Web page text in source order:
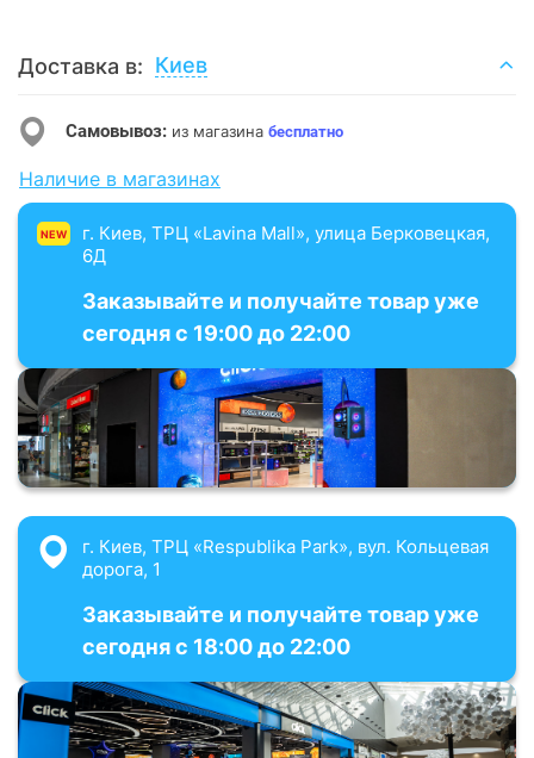
Доставка в: Киев
Самовывоз: из магазина бесплатно
Наличие в магазинах
NEW
г. Киев, ТРЦ «Lavina Mall», улица Берковецкая,
6Д
Заказывайте и получайте товар уже
сегодня с 19:00 до 22:00
г. Киев, ТРЦ «Respublika Park», вул. Кольцевая
дорога, 1
Заказывайте и получайте товар уже
сегодня с 18:00 до 22:00